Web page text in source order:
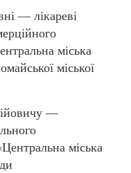
— лікареві
міська
міської
—
міська